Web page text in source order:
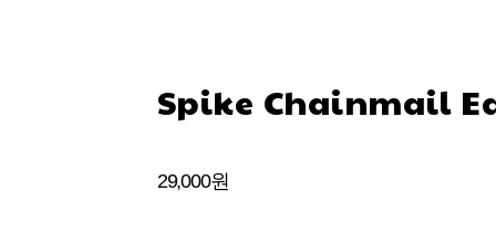
Spike Chainmail
29,000원